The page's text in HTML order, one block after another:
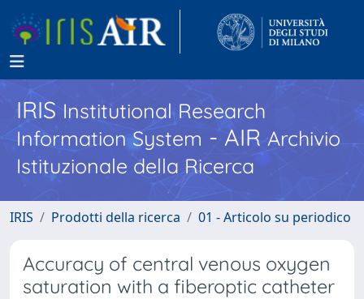
IRISInstitutional Research
Information System - AIR Archivio
Istituzionale della Ricerca
IRIS Prodotti della ricerca 01 - Articolo su periodico
Accuracy of central venous oxygen
saturation with a fiberoptic catheter